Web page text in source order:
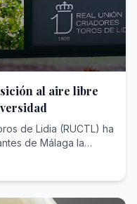
al aire libre
de Lidia (RUCTL) ha
de Málaga la
y divulgativa,
de Málaga dentro
de la Plaza de